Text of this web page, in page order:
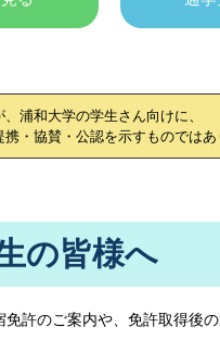
浦和大学の学生さん向けに、
・協賛・公認を示すものでは
の皆様へ
許のご案内や、免許取得後